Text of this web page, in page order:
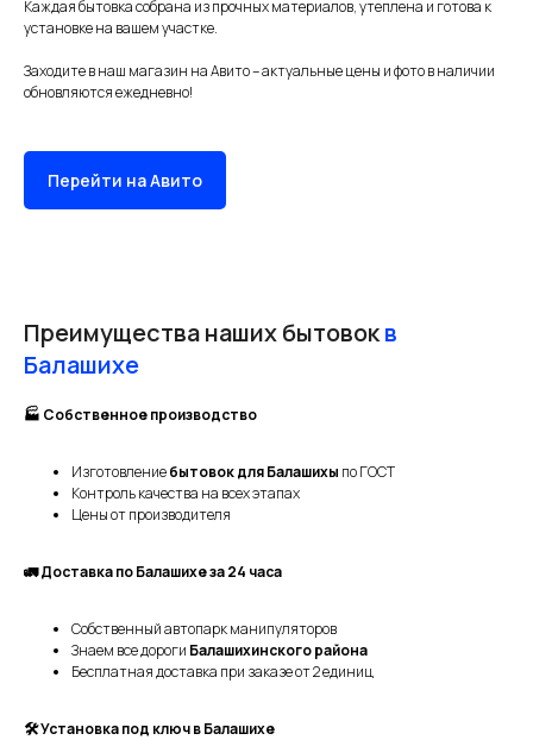
Каждая бытовка собрана из прочных материалов, утеплена и готова к
установке на вашем участке.
Заходите в наш магазин на Авито – актуальные цены и фото в наличии
обновляются ежедневно!
Перейти на Авито
Преимущества наших бытовокв
Балашихе
🏭 Собственное производство
Изготовлениебытовок для Балашихы по ГОСТ
Контроль качества на всех этапах
Цены от производителя
🚛 Доставка по Балашихе за 24 часа
Собственный автопарк манипуляторов
Знаем все дороги Балашихинского района
Бесплатная доставка при заказе от 2 единиц
🛠 Установка под ключ в Балашихе